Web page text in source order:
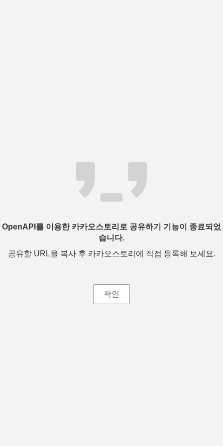
OpenAPI를 이용한 카카오스토리로 공유하기 기능이 종료되었
습니다.
공유할 URL을 복사 후 카카오스토리에 직접 등록해 보세요.
확인